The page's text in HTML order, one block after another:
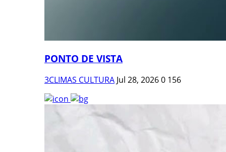
PONTO DE VISTA
3CLIMAS CULTURA Jul 28, 20260 156